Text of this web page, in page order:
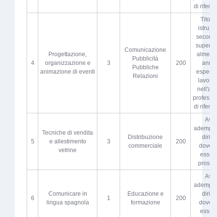
di
4
Progettazione,
organizzazione e
animazione di eventi
3
Comunicazione
Pubblicità
Pubbliche
Relazioni
200
Titolo
anni
di
5
Tecniche di vendita
e allestimento
vetrine
3
Distribuzione
commerciale
200
Aver
6
Comunicare in
lingua spagnola
1
Educazione e
formazione
200
Aver